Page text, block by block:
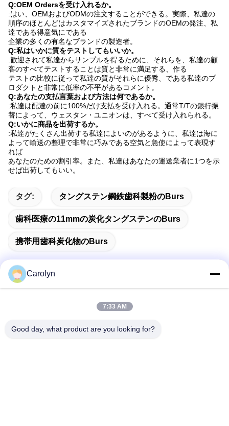
Q:OEM Ordersを受け入れるか。
:はい、OEMおよびODMの注文することができる。実際、私達の
順序のほとんどはカスタマイズされたブランドのOEMの発注、私
達である得意気にである
企業の多くの有名なブランドの製造者。
Q:私はいかに質をテストしてもいいか。
:歓迎されて私達からサンプルを得るために、それらを、私達の顧
客のすべてテストすることは質と非常に満足する、作る
テストの比較に従って私達の質がそれらに優秀、である私達のプ
ロダクトと非常に低率の不平があるコメント。
Q:あなたの支払言葉および方法は何であるか。
:私達は配達の前に100%だけ支払を受け入れる。通常T/Tの銀行振
替によって、ウェスタン・ユニオンは、すべて受け入れられる。
Q:いかに商品を出荷するか。
:私達がたくさん出荷する私達によいのがあるように、私達は海に
よって輸送の整理で非常に巧みである空気と急使によって表現す
れば
あなたのための割引率。また、私達はあなたの運送業者に1つを示
せば出荷してもいい。
タグ: タングステン鋼鉄歯科製粉のburs
歯科医療の11mmの炭化タングステンのburs
携帯用歯科炭化物のburs
アドレス
Carolyn
7:33 AM
Good day, what product are you looking for?